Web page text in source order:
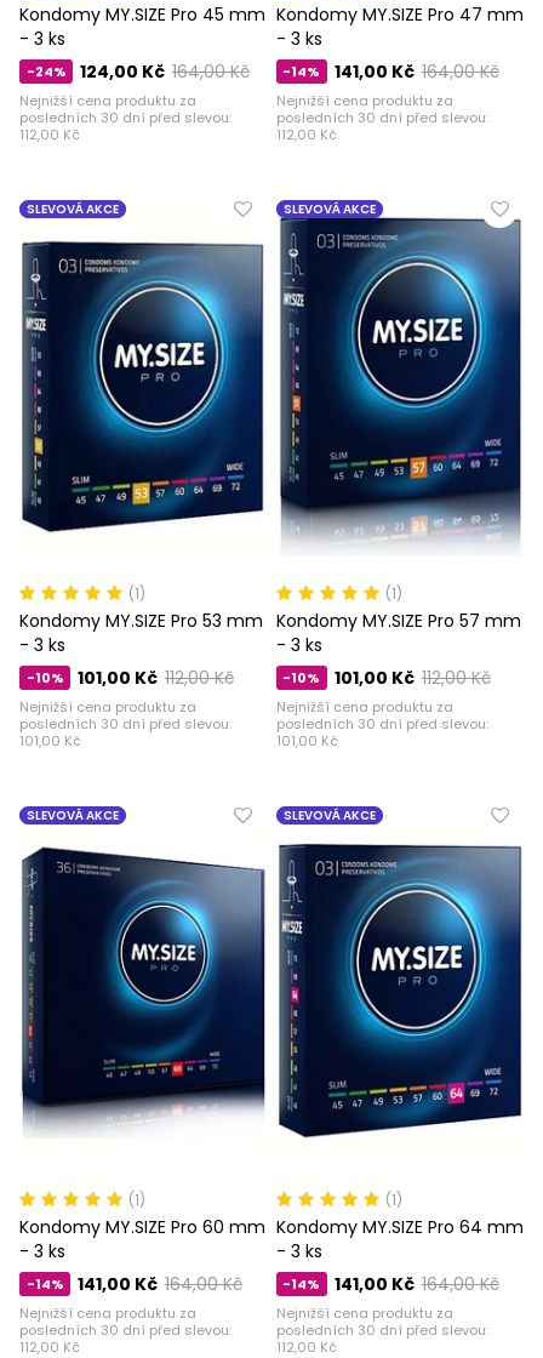
Kondomy MY.SIZE Pro 45 mm
- 3 ks
-24% 164,00 Kč
124,00 Kč
Nejnižší cena produktu za
posledních 30 dní před slevou:
112,00 Kč
Kondomy MY.SIZE Pro 47 mm
- 3 ks
-14% 164,00 Kč
141,00 Kč
Nejnižší cena produktu za
posledních 30 dní před slevou:
112,00 Kč
SLEVOVÁ AKCE
(1)
Kondomy MY.SIZE Pro 53 mm
- 3 ks
-10% 112,00 Kč
101,00 Kč
Nejnižší cena produktu za
posledních 30 dní před slevou:
101,00 Kč
SLEVOVÁ AKCE
(1)
Kondomy MY.SIZE Pro 57 mm
- 3 ks
-10% 112,00 Kč
101,00 Kč
Nejnižší cena produktu za
posledních 30 dní před slevou:
101,00 Kč
SLEVOVÁ AKCE
(1)
Kondomy MY.SIZE Pro 60 mm
- 3 ks
-14% 164,00 Kč
141,00 Kč
Nejnižší cena produktu za
posledních 30 dní před slevou:
112,00 Kč
SLEVOVÁ AKCE
(1)
Kondomy MY.SIZE Pro 64 mm
- 3 ks
-14% 164,00 Kč
141,00 Kč
Nejnižší cena produktu za
posledních 30 dní před slevou:
112,00 Kč